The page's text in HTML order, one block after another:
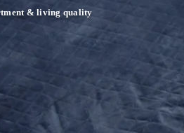
& living quality